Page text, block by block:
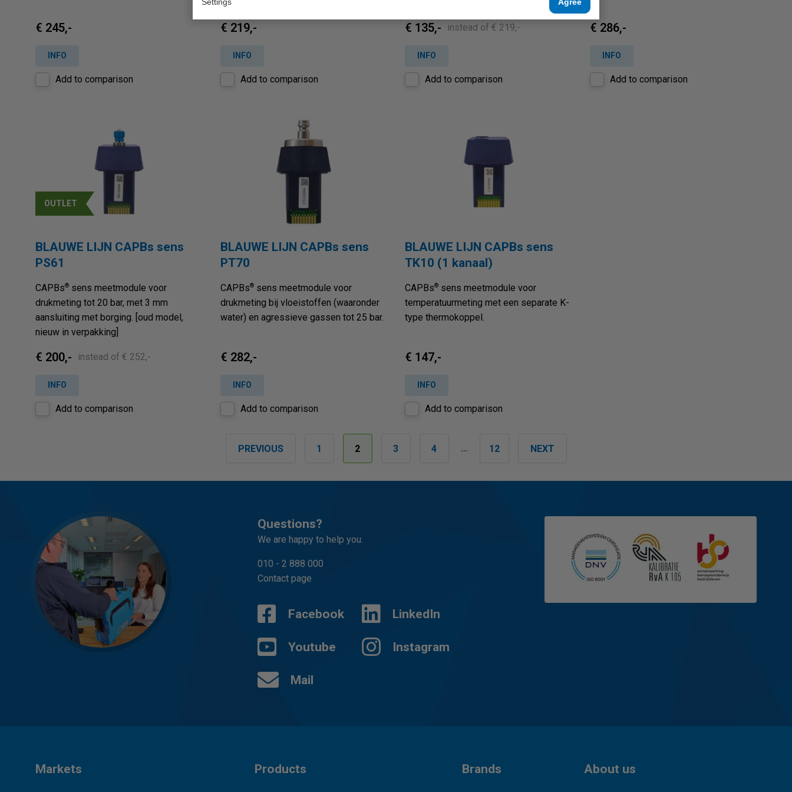
€ 245,-
INFO
Add to comparison
€ 219,-
INFO
Add to comparison
€ 135,- instead of € 219,-
INFO
Add to comparison
€ 286,-
INFO
Add to comparison
OUTLET
BLAUWE LIJN CAPBs sens
PS61
CAPBs® sens meetmodule voor
drukmeting tot 20 bar, met 3 mm
aansluiting met borging. [oud model,
nieuw in verpakking]
€ 200,- instead of € 252,-
INFO
Add to comparison
BLAUWE LIJN CAPBs sens
PT70
CAPBs®sens meetmodule voor
drukmeting bij vloeistoffen (waaronder
water) en agressieve gassen tot 25 bar.
€ 282,-
INFO
Add to comparison
BLAUWE LIJN CAPBs sens
TK10 (1 kanaal)
CAPBs® sens meetmodule voor
temperatuurmeting met een separate K-
type thermokoppel.
€ 147,-
INFO
Add to comparison
PREVIOUS 1 2 3 4 … 12 NEXT
Questions?
We are happy to help you.
010 - 2 888 000
Contact page
Facebook LinkedIn
Youtube Instagram
Mail
Markets Products Brands About us